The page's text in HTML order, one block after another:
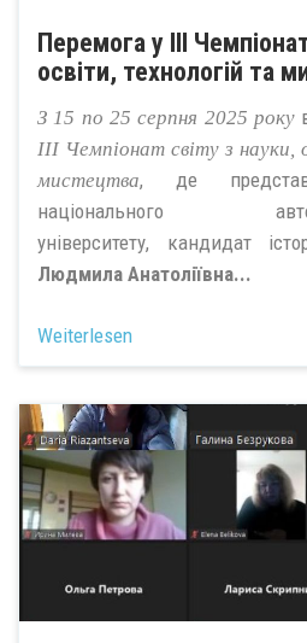
Перемога у III
освіти, технологій та
З 15 по 25 серпня 2025 року
III Чемпіонат світу з науки,
мистецтва, де
національного
університету, кандидат
Людмила Анатоліївна...
Weiterlesen